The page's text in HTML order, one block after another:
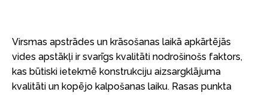
Virsmas apstrādes un krāsošanas laikā apkārtējās
vides apstākļi ir svarīgs kvalitāti nodrošinošs faktors,
kas būtiski ietekmē konstrukciju aizsargklājuma
kvalitāti un kopējo kalpošanas laiku. Rasas punkta